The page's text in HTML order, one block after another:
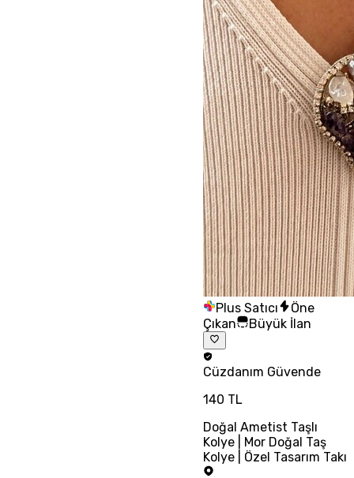
Plus Satıcı
Öne
Çıkan
Büyük İlan
Cüzdanım Güvende
140 TL
Doğal Ametist Taşlı
Kolye | Mor Doğal Taş
Kolye | Özel Tasarım Takı